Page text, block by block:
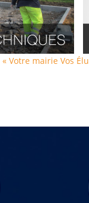
« Votre mairie Vos